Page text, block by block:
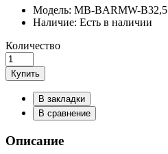
Модель: MB-BARMW-B32,5
Наличие: Есть в наличии
Количество
Купить
В закладки
В сравнение
Описание